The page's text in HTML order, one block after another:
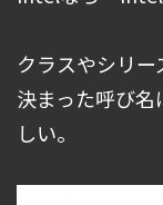
クラスやシリー
決まった呼び
しい。